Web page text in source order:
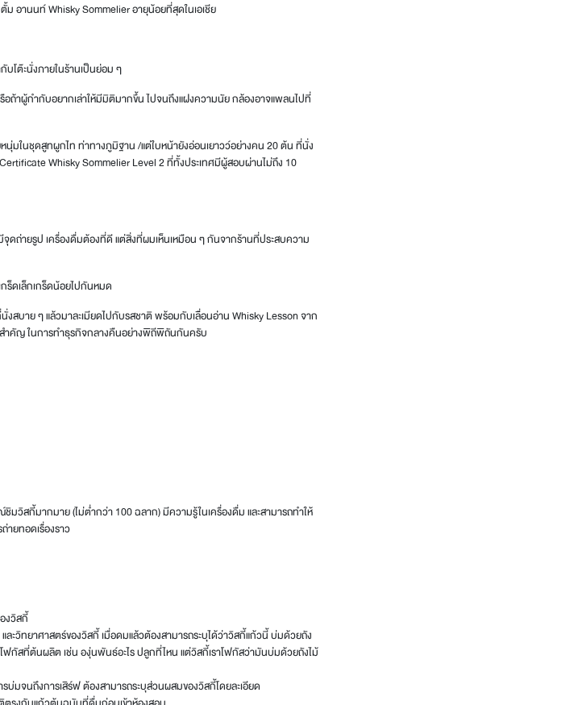
อานนท์ Whisky Sommelier อายุน้อยที่สุดในเอเชีย
โต๊ะนั่งภายในร้านเป็นย่อม ๆ
ถ้าผู้กำกับอยากเล่าให้มีมิติมากขึ้น ไปจนถึงแฝงความนัย กล้องอาจแพลนไปที่
นุ่มในชุดสูทผูกไท ท่าทางภูมิฐาน /แต่ใบหน้ายังอ่อนเยาวว์อย่างคน 20 ต้น ที่นั่ง
Whisky Sommelier Level 2 ที่ทั้งประเทศมีผู้สอบผ่านไม่ถึง 10
ดถ่ายรูป เครื่องดื่มต้องที่ดี แต่สิ่งที่ผมเห็นเหมือน ๆ กันจากร้านที่ประสบความ
ดเล็กเกร็ดน้อยไปกันหมด
สบาย ๆ แล้วมาละเมียดไปกับรสชาติ พร้อมกับเลื่อนอ่าน Whisky Lesson จาก
คัญ ในการทำธุรกิจกลางคืนอย่างพิถีพิถันกันครับ
วิสกี้มากมาย (ไม่ต่ำกว่า 100 ฉลาก) มีความรู้ในเครื่องดื่ม และสามารถทำให้
ยทอดเรื่องราว
งวิสกี้
ะวิทยาศาสตร์ของวิสกี้ เมื่อดมแล้วต้องสามารถระบุได้ว่าวิสกี้แก้วนี้ บ่มด้วยถัง
ะโฟกัสที่ต้นผลิต เช่น องุ่นพันธ์อะไร ปลูกที่ไหน แต่วิสกี้เราโฟกัสว่ามันบ่มด้วยถังไม้
บ่มจนถึงการเสิร์ฟ ต้องสามารถระบุส่วนผสมของวิสกี้โดยละเอียด